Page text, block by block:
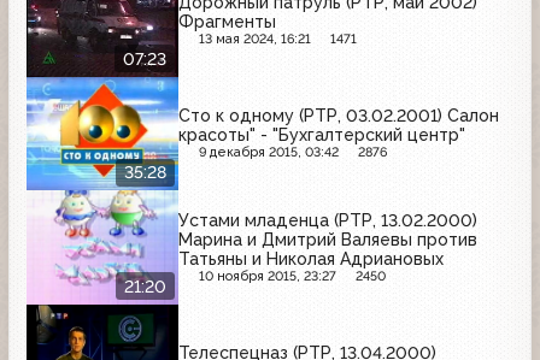
07:23
Фрагменты
13 мая 2024, 16:21 1471
35:28
Сто к одному (РТР, 03.02.2001) Салон
красоты" - "Бухгалтерский центр"
9 декабря 2015, 03:42 2876
21:20
Устами младенца (РТР, 13.02.2000)
Марина и Дмитрий Валяевы против
Татьяны и Николая Адриановых
10 ноября 2015, 23:27 2450
Телеспецназ (РТР, 13.04.2000)